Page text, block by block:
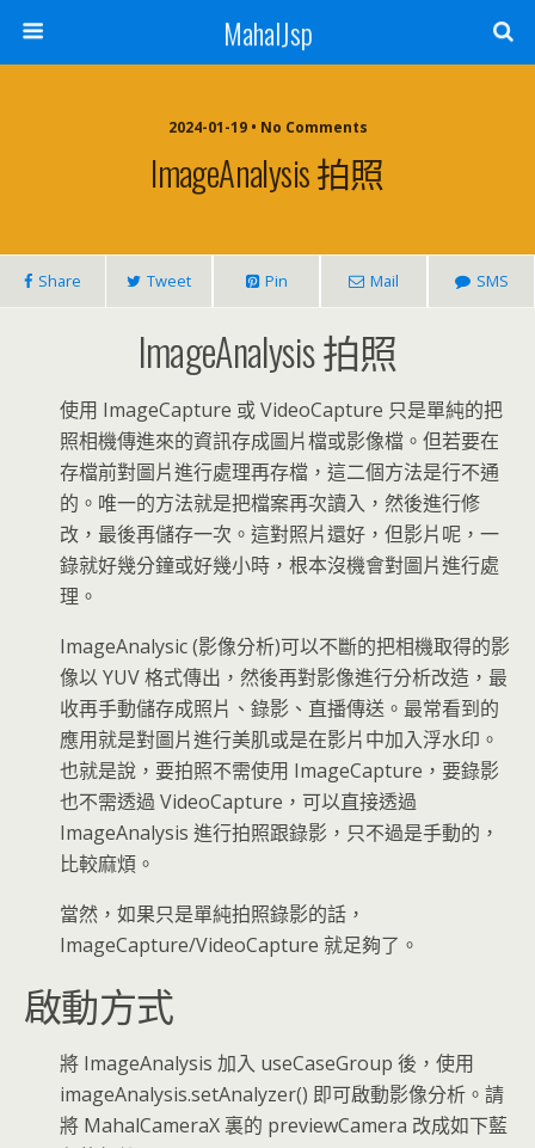
MahalJsp
2024-01-19 • No Comments
ImageAnalysis 拍照
Share Tweet Pin Mail SMS
ImageAnalysis 拍照
使用 ImageCapture 或 VideoCapture 只是單純的把
照相機傳進來的資訊存成圖片檔或影像檔。但若要在
存檔前對圖片進行處理再存檔，這二個方法是行不通
的。唯一的方法就是把檔案再次讀入，然後進行修
改，最後再儲存一次。這對照片還好，但影片呢，一
錄就好幾分鐘或好幾小時，根本沒機會對圖片進行處
理。
ImageAnalysic (影像分析)可以不斷的把相機取得的影
像以 YUV 格式傳出，然後再對影像進行分析改造，最
收再手動儲存成照片、錄影、直播傳送。最常看到的
應用就是對圖片進行美肌或是在影片中加入浮水印。
也就是說，要拍照不需使用 ImageCapture，要錄影
也不需透過 VideoCapture，可以直接透過
ImageAnalysis 進行拍照跟錄影，只不過是手動的，
比較麻煩。
當然，如果只是單純拍照錄影的話，
ImageCapture/VideoCapture 就足夠了。
啟動方式
將 ImageAnalysis 加入 useCaseGroup 後，使用
imageAnalysis.setAnalyzer() 即可啟動影像分析。請
將 MahalCameraX 裏的 previewCamera 改成如下藍